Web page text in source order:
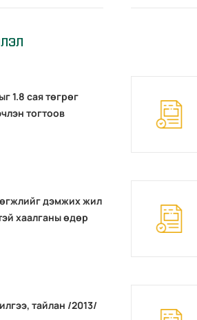
1.8 сая төгрөг
тогтоов
дэмжих жил
хаалганы өдөр
тайлан /2013/